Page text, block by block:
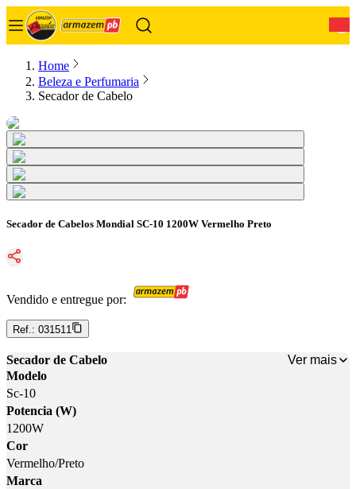
Home
Beleza e Perfumaria
Secador de Cabelo
Secador de Cabelos Mondial SC-10 1200W Vermelho Preto
Vendido e entregue por:
Ref.: 031511
Secador de Cabelo
Ver mais
Modelo
Sc-10
Potencia (W)
1200W
Cor
Vermelho/Preto
Marca